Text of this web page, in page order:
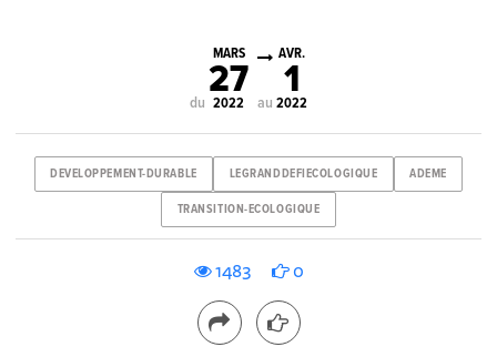
du
MARS
27
2022 au
AVR.
1
2022
DEVELOPPEMENT-DURABLE LEGRANDDEFIECOLOGIQUE ADEME
TRANSITION-ECOLOGIQUE
1483 0